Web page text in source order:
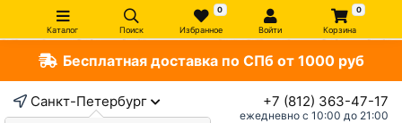
Каталог Поиск
0
Избранное Войти
0
Корзина
Бесплатная доставка по СПб от 1000 руб
Санкт-Петербург +7 (812) 363-47-17
ежедневно c 10:00 до 21:00